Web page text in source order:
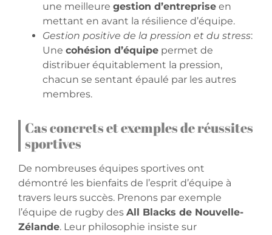
une meilleure gestion d’entreprise en
mettant en avant la résilience d’équipe.
Gestion positive de la pression et du stress:
Une cohésion d’équipe permet de
distribuer équitablement la pression,
chacun se sentant épaulé par les autres
membres.
Cas concrets et exemples de réussites
sportives
De nombreuses équipes sportives ont
démontré les bienfaits de l’esprit d’équipe à
travers leurs succès. Prenons par exemple
l’équipe de rugby des All Blacks de Nouvelle-
Zélande. Leur philosophie insiste sur